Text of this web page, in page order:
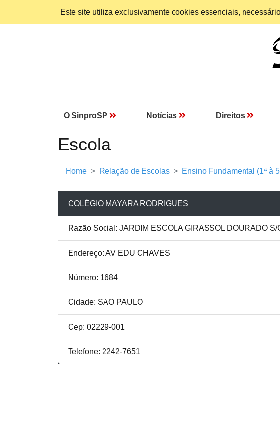
Este site utiliza exclusivamente cookies essenciais,
O SinproSP Notícias Direitos
Escola
Home Relação de Escolas Ensino Fundamental (1ª à
COLÉGIO MAYARA RODRIGUES
Razão Social: JARDIM ESCOLA GIRASSOL DOURADO S/
Endereço: AV EDU CHAVES
Número: 1684
Cidade: SAO PAULO
Cep: 02229-001
Telefone: 2242-7651